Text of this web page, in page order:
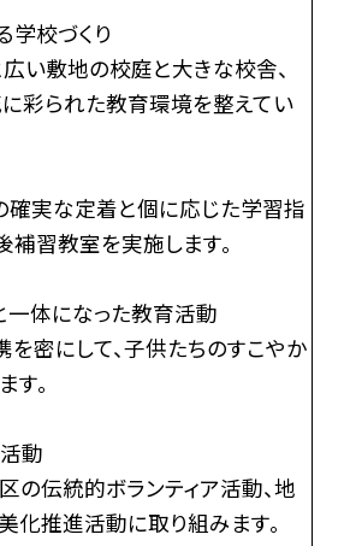
校づくり
い敷地の校庭と大きな校舎、
彩られた教育環境を整えてい
確実な定着と個に応じた学習指
補習教室を実施します。
体になった教育活動
密にして、子供たちのすこやか
す。
動
の伝統的ボランティア活動、地
化推進活動に取り組みます。